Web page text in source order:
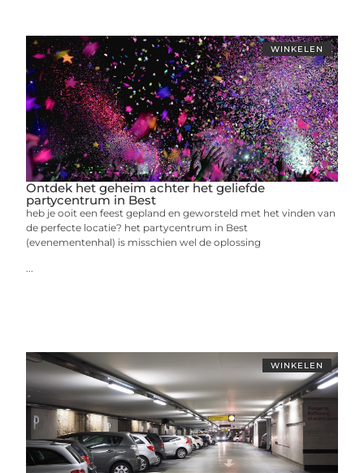
WINKELEN
Ontdek het geheim achter het geliefde
partycentrum in Best
heb je ooit een feest gepland en geworsteld met het vinden van
de perfecte locatie? het partycentrum in Best
(evenementenhal) is misschien wel de oplossing
...
WINKELEN